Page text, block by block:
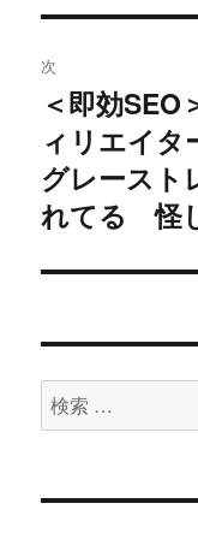
ゲ
ー
シ
ョ
ン
稿:
次
次
の
投
稿:
＜即効SEO
ィリエイタ
グレースト
れてる 怪
検
索
象: